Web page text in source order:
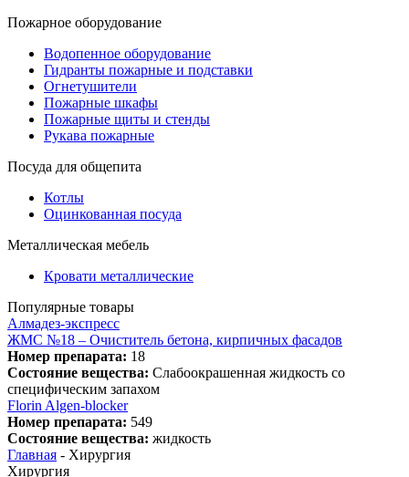
Пожарное оборудование
Водопенное оборудование
Гидранты пожарные и подставки
Огнетушители
Пожарные шкафы
Пожарные щиты и стенды
Рукава пожарные
Посуда для общепита
Котлы
Оцинкованная посуда
Металлическая мебель
Кровати металлические
Популярные товары
Алмадез-экспресс
ЖМС №18 – Очиститель бетона, кирпичных фасадов
Номер препарата: 18
Состояние вещества: Слабоокрашенная жидкость со
специфическим запахом
Florin Algen-blocker
Номер препарата: 549
Состояние вещества: жидкость
Главная - Хирургия
Хирургия